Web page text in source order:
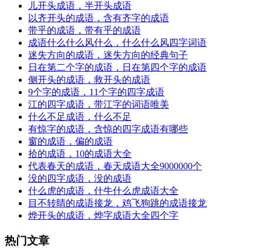
儿开头成语，半开头成语
以齐开头的成语，含有齐字的成语
带乎的成语，带有乎的成语
成语什么什么风什么，什么什么风四字词语
迷失方向的成语，迷失方向的经典句子
日在第二个字的成语，日在第四个字的成语
侧开头的成语，救开头的成语
9个字的成语，11个字的四字成语
江的四字成语，带江字的词语唯美
什么不足成语，什么不足
有惊字的成语，含惊的四字成语有哪些
窗的成语，偏的成语
拾的成语，10的成语大全
代表春天的成语，春天成语大全9000000个
没的四字成语，没的成语
什么虎的成语，什牛什么虎成语大全
目不转睛的成语接龙，鸡飞狗跳的成语接龙
烨开头的成语，烨字成语大全四个字
热门文章